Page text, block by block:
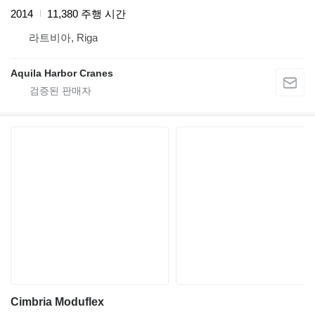
2014
11,380 주행 시간
라트비아, Riga
Aquila Harbor Cranes
Cimbria Moduflex